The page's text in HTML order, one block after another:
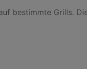
bestimmte Grills.